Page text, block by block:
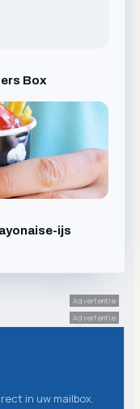
Box
ijs
Advertentie
Advertentie
in uw mailbox.